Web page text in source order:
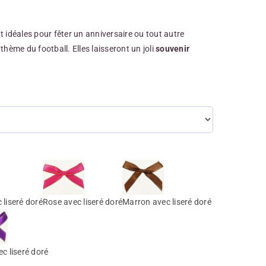
idéales pour fêter un anniversaire ou tout autre
du football. Elles laisseront un jolisouvenir
liseré doréRose avec liseré doréMarron avec liseré doré
liseré doré